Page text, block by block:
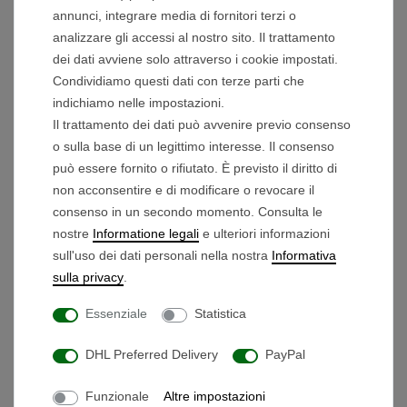
ICH MÖCHTE MEINEN
GOLFTROLLEY VON
BEEGON GOLF
ZURÜCKGEBEN. WAS IST
ZU BEACHTEN?
WER TRÄGT IM FALL EINES
WIDERRUFS DIE
RÜCKSENDEKOSTEN?
HABE ICH EINE GARANTIE
AUF MEINEN BEEGON-
GOLF GOLFTROLLEY?
GARANTIEFALL ZU TUN?
annunci, integrare media di fornitori terzi o
analizzare gli accessi al nostro sito. Il trattamento
dei dati avviene solo attraverso i cookie impostati.
Condividiamo questi dati con terze parti che
indichiamo nelle impostazioni.
Il trattamento dei dati può avvenire previo consenso
o sulla base di un legittimo interesse. Il consenso
può essere fornito o rifiutato. È previsto il diritto di
non acconsentire e di modificare o revocare il
consenso in un secondo momento. Consulta le
nostre Informatione legali e ulteriori informazioni
sull'uso dei dati personali nella nostra Informativa
sulla privacy
Essenziale Statistica
DHL Preferred Delivery PayPal
Funzionale Altre impostazioni